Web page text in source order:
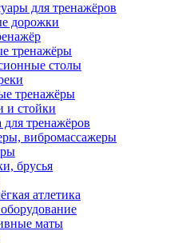
для тренажёров
дорожки
тренажёры
столы
тренажёры
и стойки
для тренажёров
вибромассажеры
брусья
атлетика
маты